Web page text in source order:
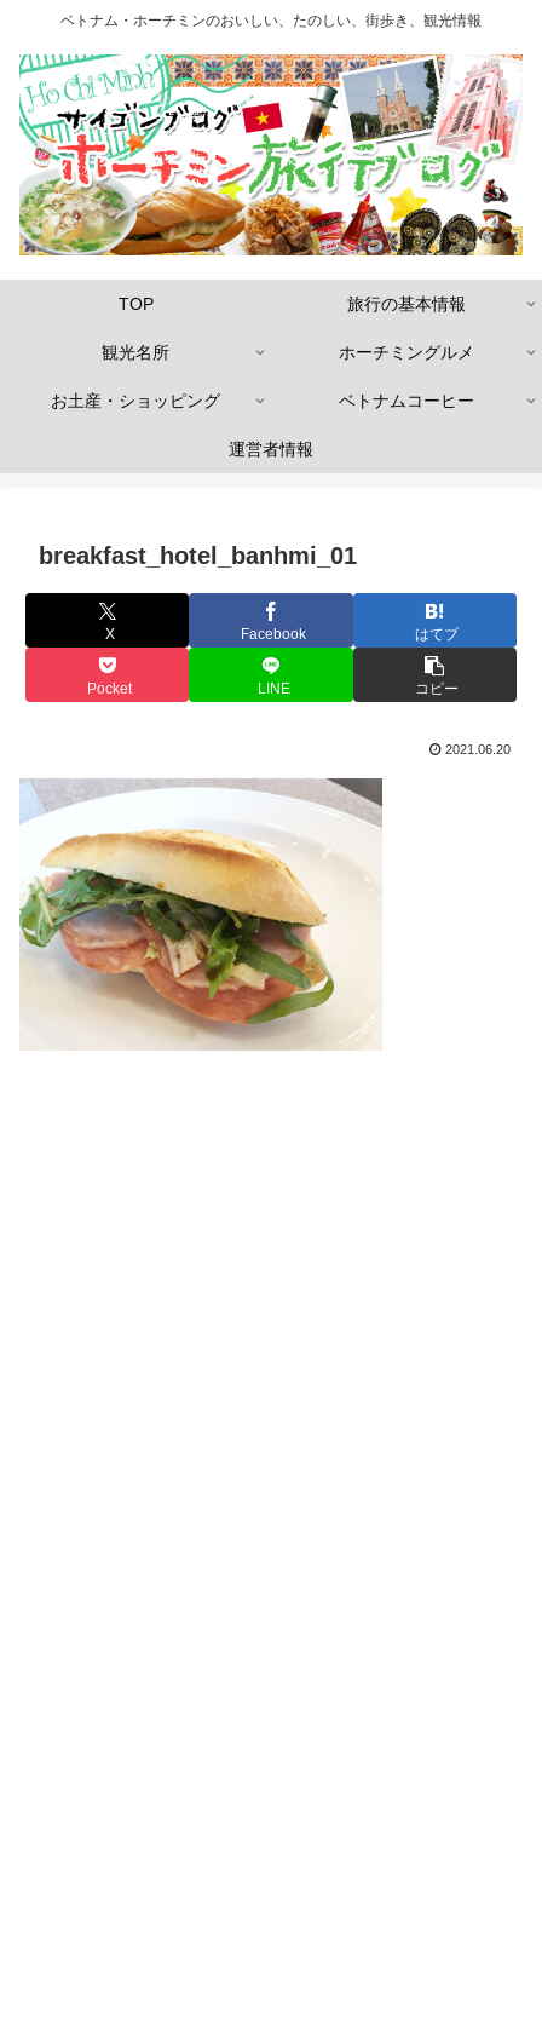
ベトナム・ホーチミンのおいしい、たのしい、街歩き、観光情報
TOP 旅行の基本情報
観光名所 ホーチミングルメ
お土産・ショッピング ベトナムコーヒー
運営者情報
breakfast_hotel_banhmi_01
X Facebook はてブ
Pocket LINE コピー
2021.06.20